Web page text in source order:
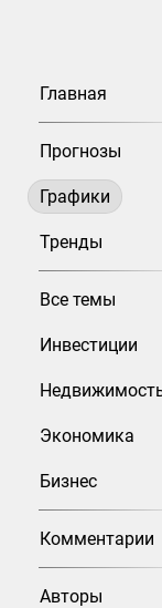
Главная
Прогнозы
Графики
Тренды
Все темы
Инвестиции
Экономика
Бизнес
Комментарии
Авторы